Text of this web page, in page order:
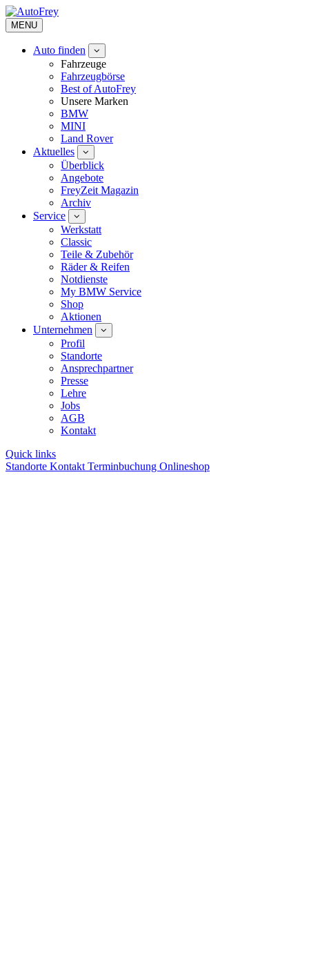
MENU
Auto finden
Fahrzeuge
Fahrzeugbörse
Best of AutoFrey
Unsere Marken
BMW
MINI
Land Rover
Aktuelles
Überblick
Angebote
FreyZeit Magazin
Archiv
Service
Werkstatt
Classic
Teile & Zubehör
Räder & Reifen
Notdienste
My BMW Service
Shop
Aktionen
Unternehmen
Profil
Standorte
Ansprechpartner
Presse
Lehre
Jobs
AGB
Kontakt
Quick links
Standorte Kontakt Terminbuchung Onlineshop